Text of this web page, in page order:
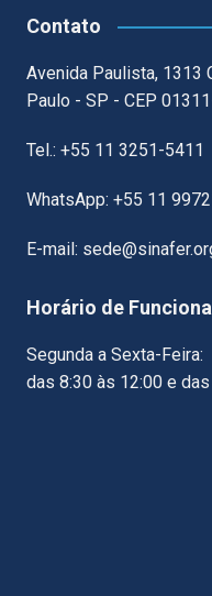
Contato
Avenida Paulista, 1313
Paulo - SP - CEP
Tel.: +55 11 3251-5411
WhatsApp: +55 11
E-mail:
Horário de
Segunda a Sexta-Feira:
das 8:30 às 12:00 e